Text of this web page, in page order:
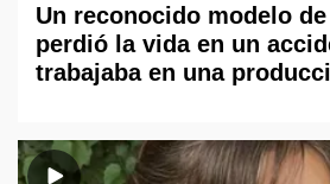
Un reconocido modelo
perdió la vida en un
trabajaba en una